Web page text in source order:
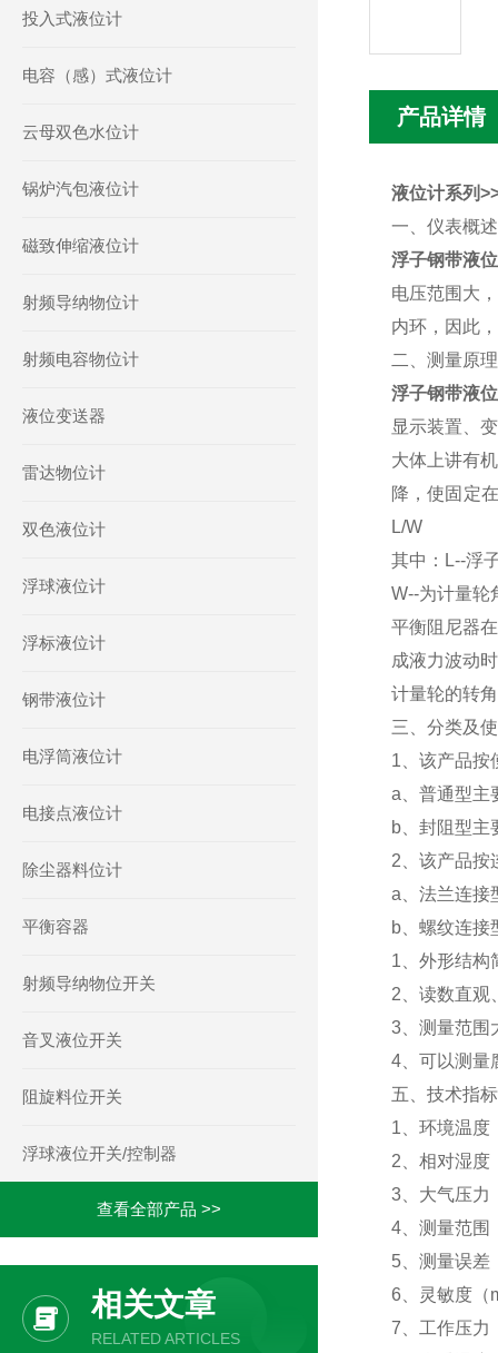
投入式液位计
电容（感）式液位计
云母双色水位计
锅炉汽包液位计
磁致伸缩液位计
射频导纳物位计
射频电容物位计
液位变送器
雷达物位计
双色液位计
浮球液位计
浮标液位计
钢带液位计
电浮筒液位计
电接点液位计
除尘器料位计
平衡容器
射频导纳物位开关
音叉液位开关
阻旋料位开关
浮球液位开关/控制器
查看全部产品 >>
相关文章
RELATED ARTICLES
产品详情
液位计系列
一、仪表概
浮子钢带液
电压范围大
内环，因此
二、测量原
浮子钢带液
显示装置、
大体上讲有
降，使固定
L/W
其中：L--浮
W--为计量轮
平衡阻尼器
成液力波动
计量轮的转
三、分类及
1、该产品按
a、普通型主
b、封阻型主
2、该产品按
a、法兰连接
b、螺纹连接
1、外形结构
2、读数直观
3、测量范围
4、可以测量
五、技术指
1、环境温度
2、相对湿度
3、大气压力
4、测量范围
5、测量误差
6、灵敏度（
7、工作压力